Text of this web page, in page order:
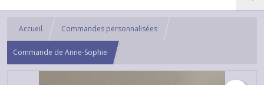
Accueil Commandes personnalisées
Commande de Anne-Sophie